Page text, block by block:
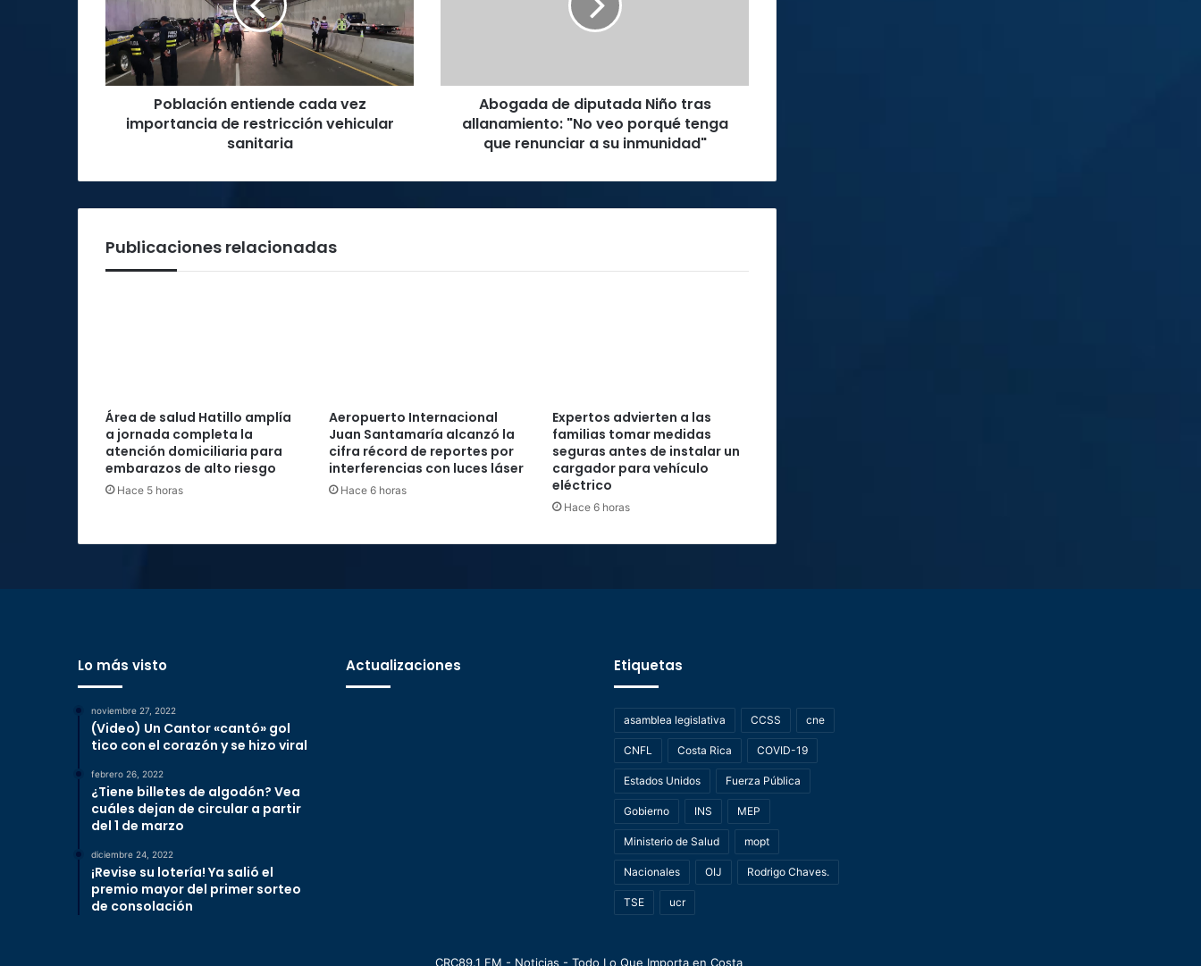
importancia
de
restricción
vehicular
sanitaria
Población entiende cada vez
importancia de restricción vehicular
sanitaria
porqué
renunciar
Abogada de diputada Niño tras
allanamiento: "No veo porqué tenga
que renunciar a su inmunidad"
Publicaciones relacionadas
Área de salud Hatillo amplía
a jornada completa la
atención domiciliaria para
embarazos de alto riesgo
Hace 5 horas
Aeropuerto Internacional
Juan Santamaría alcanzó la
cifra récord de reportes por
interferencias con luces láser
Hace 6 horas
Expertos advierten a las
familias tomar medidas
seguras antes de instalar un
cargador para vehículo
eléctrico
Hace 6 horas
Lo más visto
noviembre 27, 2022
(Video) Un Cantor «cantó» gol
tico con el corazón y se hizo viral
febrero 26, 2022
¿Tiene billetes de algodón? Vea
cuáles dejan de circular a partir
del 1 de marzo
diciembre 24, 2022
¡Revise su lotería! Ya salió el
premio mayor del primer sorteo
de consolación
Actualizaciones Etiquetas
asamblea legislativa CCSS cne
CNFL Costa Rica COVID-19
Estados Unidos Fuerza Pública
Gobierno INS MEP
Ministerio de Salud mopt
Nacionales OIJ Rodrigo Chaves.
TSE ucr
CRC89.1 FM - Noticias - Todo Lo Que Importa en Costa